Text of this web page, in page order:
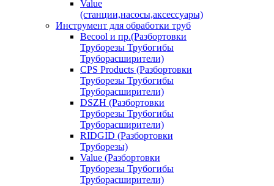
Value
(станции,насосы,аксессуары)
Инструмент для обработки труб
Becool и пр.(Разбортовки
Труборезы Трубогибы
Труборасширители)
CPS Products (Разбортовки
Труборезы Трубогибы
Труборасширители)
DSZH (Разбортовки
Труборезы Трубогибы
Труборасширители)
RIDGID (Разбортовки
Труборезы)
Value (Разбортовки
Труборезы Трубогибы
Труборасширители)